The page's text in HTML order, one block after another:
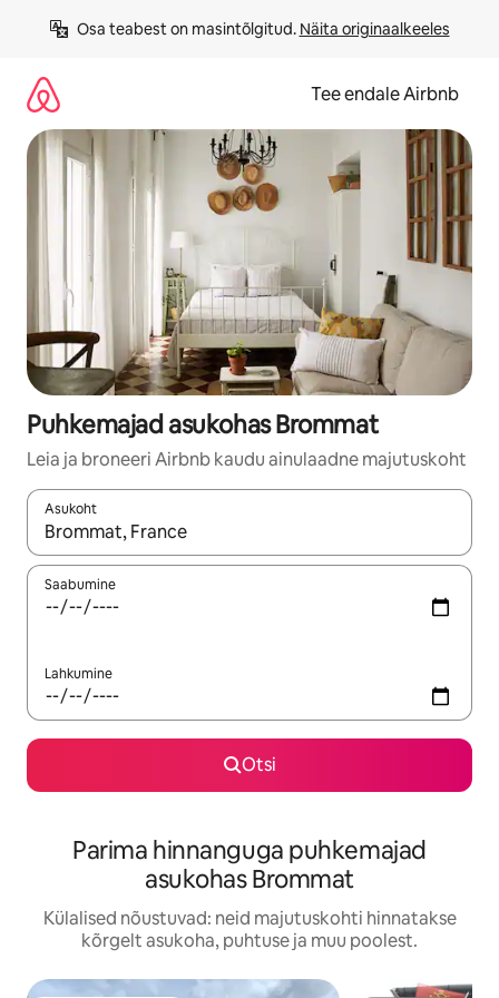
Osa teabest on masintõlgitud. Näita originaalkeeles
Tee endale Airbnb
Puhkemajad asukohas Brommat
Leia ja broneeri Airbnb kaudu ainulaadne majutuskoht
Asukoht
Kui tulemused on kuvatud, liigu ekraanil nooleklahvidega või
Saabumine
Lahkumine
Otsi
Parima hinnanguga puhkemajad
asukohas Brommat
Külalised nõustuvad: neid majutuskohti hinnatakse
kõrgelt asukoha, puhtuse ja muu poolest.